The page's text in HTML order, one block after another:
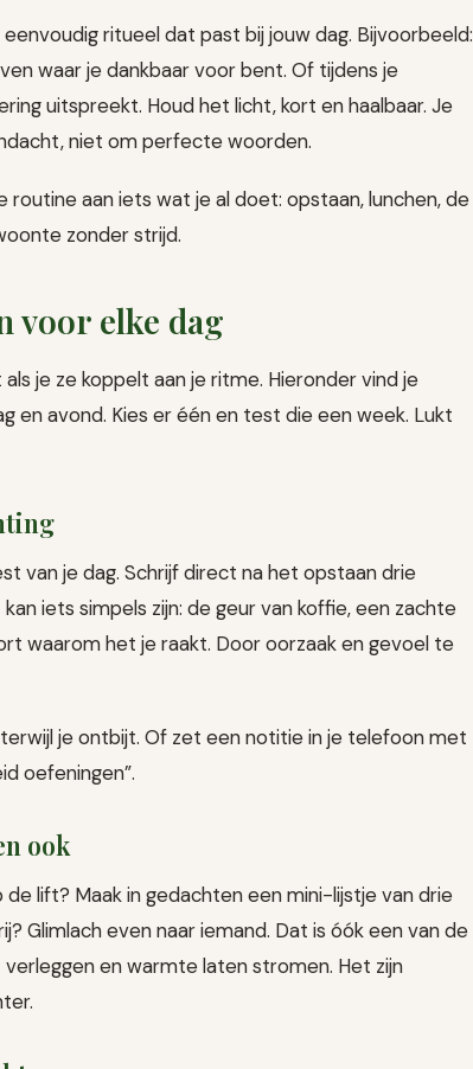
ritueel dat past bij jouw dag. Bijvoorbeeld:
waar je dankbaar voor bent. Of tijdens je
uitspreekt. Houd het licht, kort en haalbaar. Je
niet om perfecte woorden.
aan iets wat je al doet: opstaan, lunchen, de
zonder strijd.
voor elke dag
je ze koppelt aan je ritme. Hieronder vind je
en avond. Kies er één en test die een week. Lukt
van je dag. Schrijf direct na het opstaan drie
iets simpels zijn: de geur van koffie, een zachte
waarom het je raakt. Door oorzaak en gevoel te
je ontbijt. Of zet een notitie in je telefoon met
oefeningen”.
ook
lift? Maak in gedachten een mini-lijstje van drie
Glimlach even naar iemand. Dat is óók een van de
en warmte laten stromen. Het zijn